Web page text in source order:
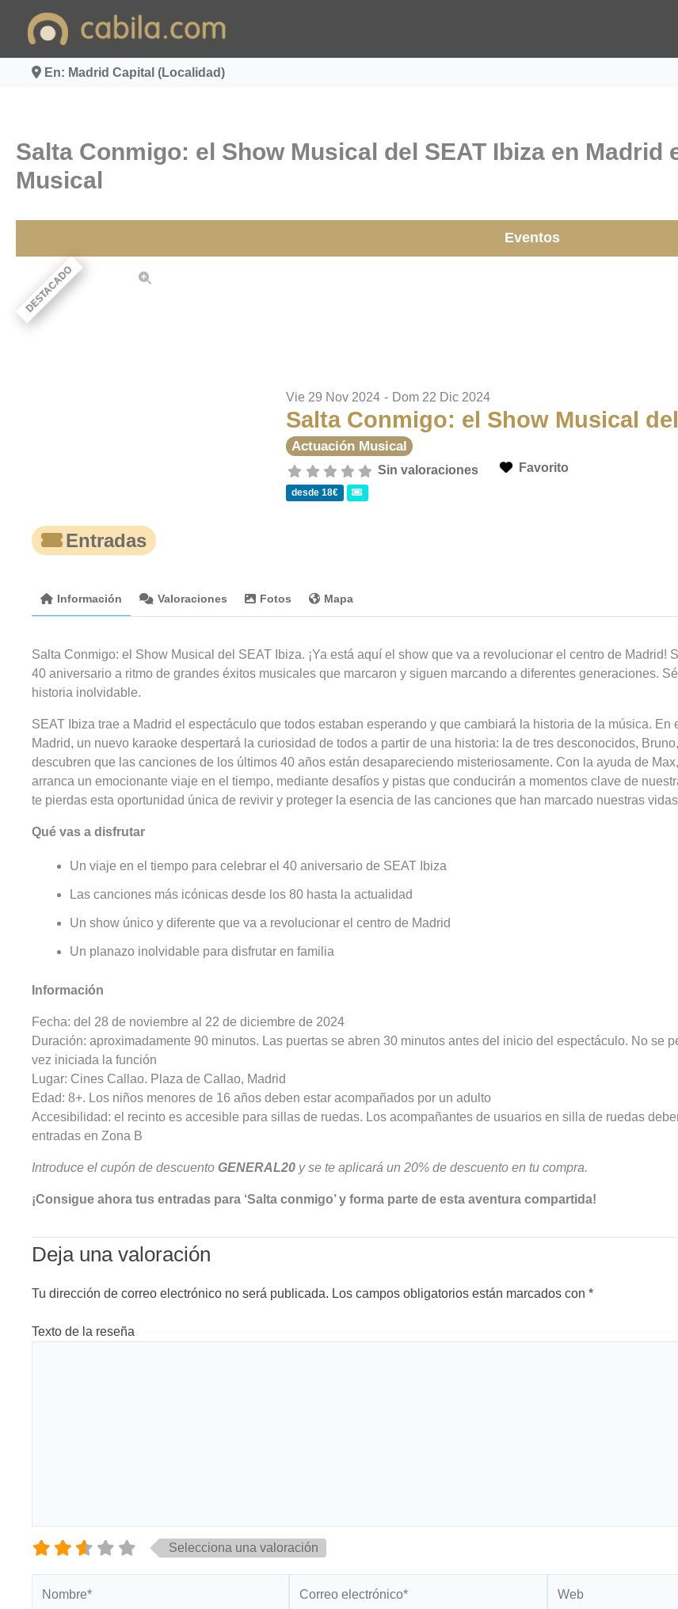
En: Madrid Capital (Localidad)
Salta Conmigo: el Show Musical del SEAT Ibiza en
Musical
Eventos
DESTACADO
Vie 29 Nov 2024 - Dom 22 Dic 2024
Salta Conmigo: el Show Musical
Actuación Musical
Sin valoraciones Favorito
desde 18€
Entradas
Información Valoraciones Fotos Mapa
Salta Conmigo: el Show Musical del SEAT Ibiza. ¡Ya está aquí el show que va a revolucionar el centro de Madrid!
40 aniversario a ritmo de grandes éxitos musicales que marcaron y siguen marcando a diferentes generaciones.
historia inolvidable.
SEAT Ibiza trae a Madrid el espectáculo que todos estaban esperando y que cambiará la historia de la música. En
Madrid, un nuevo karaoke despertará la curiosidad de todos a partir de una historia: la de tres desconocidos,
descubren que las canciones de los últimos 40 años están desapareciendo misteriosamente. Con la ayuda de
arranca un emocionante viaje en el tiempo, mediante desafíos y pistas que conducirán a momentos clave de
te pierdas esta oportunidad única de revivir y proteger la esencia de las canciones que han marcado nuestras
Qué vas a disfrutar
Un viaje en el tiempo para celebrar el 40 aniversario de SEAT Ibiza
Las canciones más icónicas desde los 80 hasta la actualidad
Un show único y diferente que va a revolucionar el centro de Madrid
Un planazo inolvidable para disfrutar en familia
Información
Fecha: del 28 de noviembre al 22 de diciembre de 2024
Duración: aproximadamente 90 minutos. Las puertas se abren 30 minutos antes del inicio del espectáculo. No se
vez iniciada la función
Lugar: Cines Callao. Plaza de Callao, Madrid
Edad: 8+. Los niños menores de 16 años deben estar acompañados por un adulto
Accesibilidad: el recinto es accesible para sillas de ruedas. Los acompañantes de usuarios en silla de ruedas
entradas en Zona B
Introduce el cupón de descuento GENERAL20 y se te aplicará un 20% de descuento en tu compra.
¡Consigue ahora tus entradas para ‘Salta conmigo’ y forma parte de esta aventura compartida!
Deja una valoración
Tu dirección de correo electrónico no será publicada. Los campos obligatorios están marcados con *
Texto de la reseña
Selecciona una valoración
electrónico*